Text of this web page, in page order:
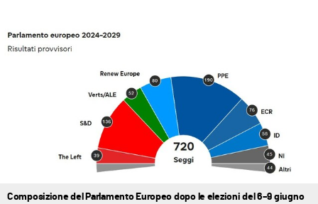
Composizione del Parlamento Europeo dopo le elezioni del 6–9 giugno